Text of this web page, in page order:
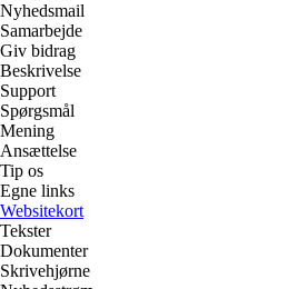
Nyhedsmail
Samarbejde
Giv bidrag
Beskrivelse
Support
Spørgsmål
Mening
Ansættelse
Tip os
Egne links
Websitekort
Tekster
Dokumenter
Skrivehjørne